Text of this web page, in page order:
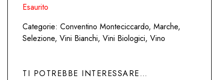
era:
13,90€.
è:
10,40€.
Esaurito
Categorie: Conventino Monteciccardo, Marche,
Selezione, Vini Bianchi, Vini Biologici, Vino
TI POTREBBE INTERESSARE…